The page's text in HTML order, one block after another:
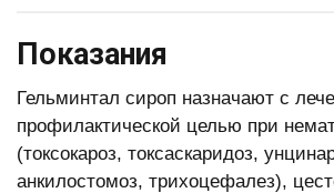
Показания
Гельминтал сироп назначают с
профилактической целью при
(токсокароз, токсаскаридоз,
анкилостомоз, трихоцефалез),